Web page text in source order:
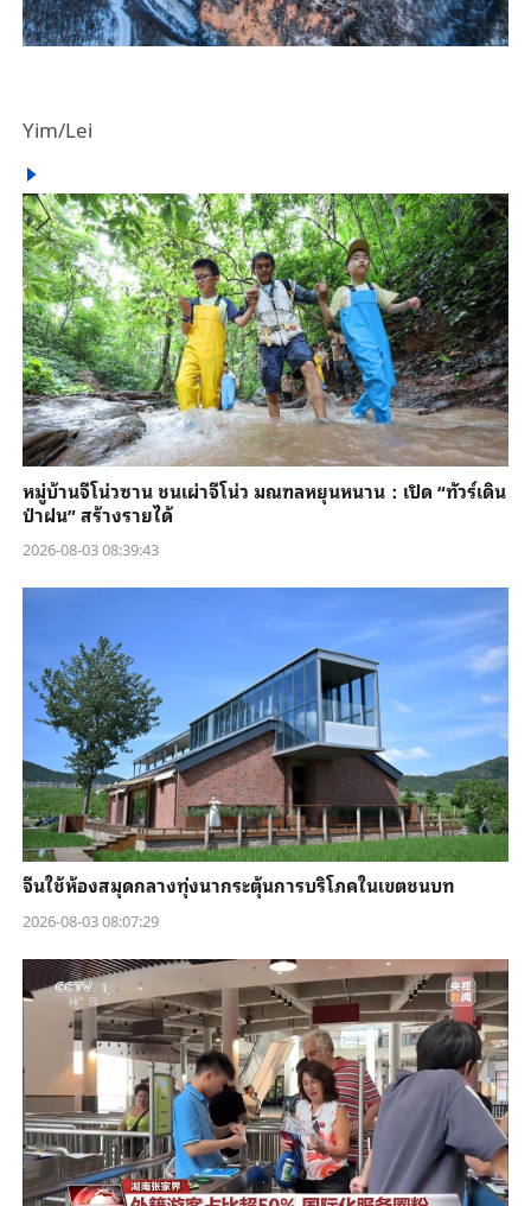
Yim/Lei
หมู่บ้านจีโน่วซาน ชนเผ่าจีโน่ว มณฑลหยุนหนาน：เปิด “ทัวร์เดิน
ป่าฝน” สร้างรายได้
2026-08-03 08:39:43
จีนใช้ห้องสมุดกลางทุ่งนากระตุ้นการบริโภคในเขตชนบท
2026-08-03 08:07:29